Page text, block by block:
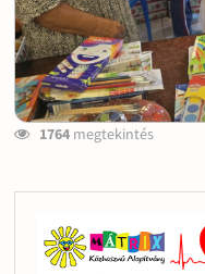
1764megtekintés